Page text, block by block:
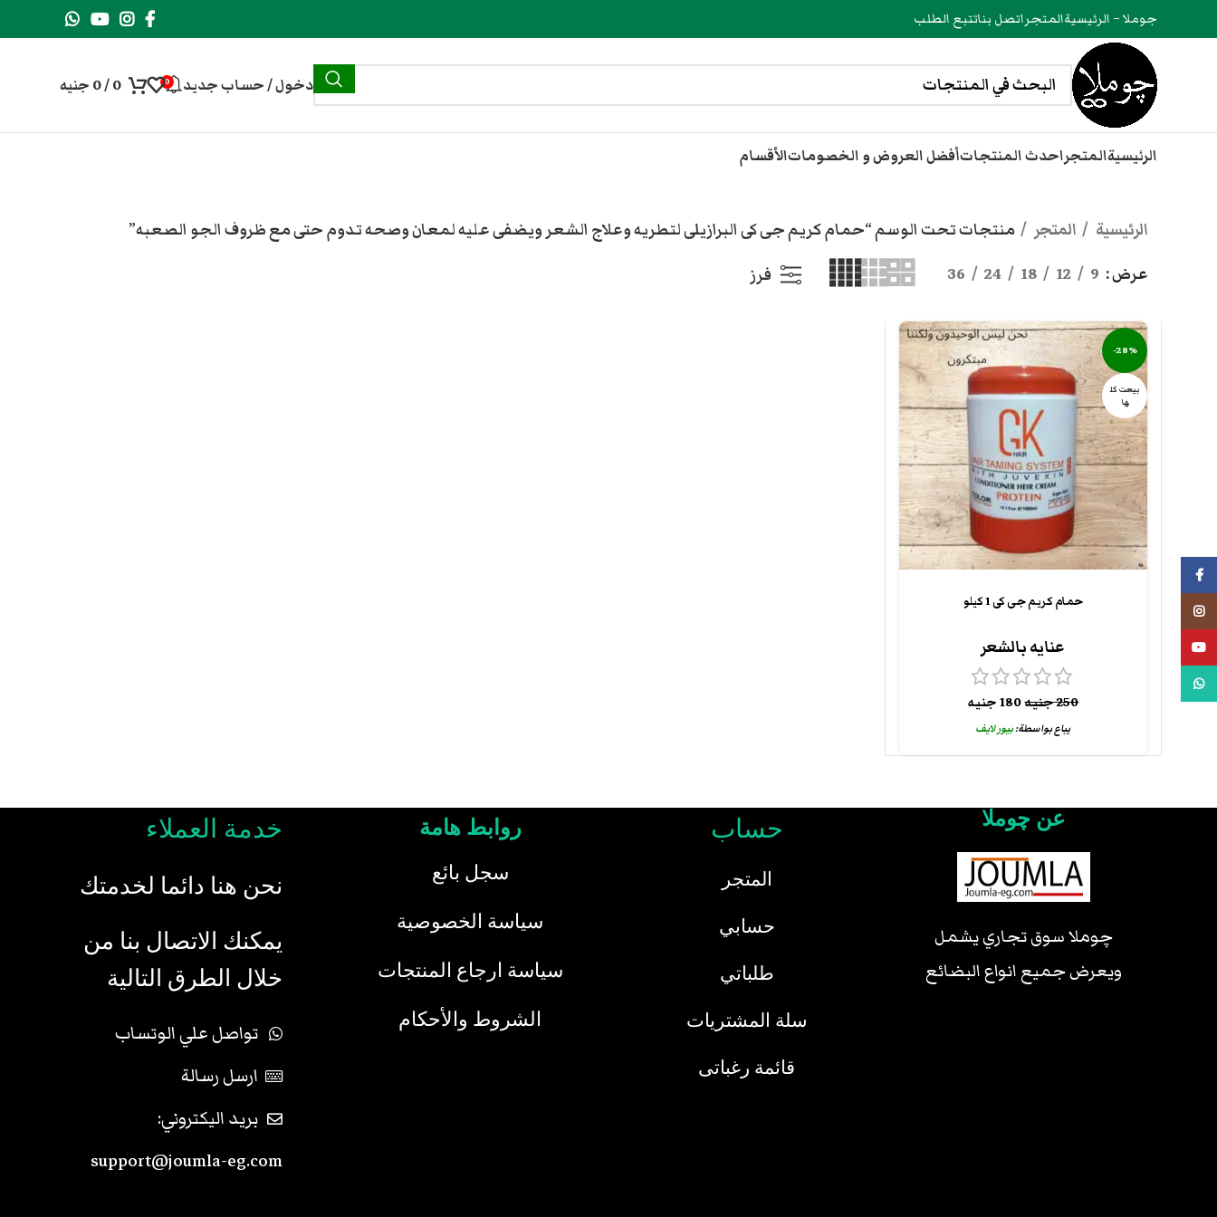
جوملا – الرئيسيةالمتجراتصل بناتتبع الطلب
دخول / حساب جديد 0
0
/
0 جنيه
الرئيسيةالمتجراحدث المنتجاتأفضل العروض و الخصوماتالأقسام
الرئيسية المتجر
منتجات تحت الوسم “حمام كريم جى كى البرازيلى لتطريه وعلاج الشعر ويضفى عليه لمعان وصحه تدوم حتى مع ظروف الجو الصعبه”
عرض 9
12
18
24
36 فرز
-28%
بيعت كل
ها
حمام كريم جى كى 1 كيلو
عنايه بالشعر
250جنيه180جنيه
يباع بواسطة:بيور لايف
عن چوملا
چوملا سوق تجاري يشمل
ويعرض جميع انواع البضائع
حساب
المتجر
حسابي
طلباتي
سلة المشتريات
قائمة رغباتى
روابط هامة
سجل بائع
سياسة الخصوصية
سياسة ارجاع المنتجات
الشروط والأحكام
خدمة العملاء
نحن هنا دائما لخدمتك
يمكنك الاتصال بنا من
خلال الطرق التالية
تواصل علي الوتساب
ارسل رسالة
بريد اليكتروني:
support@joumla-eg.com
فيسبوك